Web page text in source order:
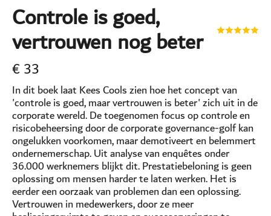
Controle is goed,
vertrouwen nog beter
€33
In dit boek laat Kees Cools zien hoe het concept van
'controle is goed, maar vertrouwen is beter' zich uit in de
corporate wereld. De toegenomen focus op controle en
risicobeheersing door de corporate governance-golf kan
ongelukken voorkomen, maar demotiveert en belemmert
ondernemerschap. Uit analyse van enquêtes onder
36.000 werknemers blijkt dit. Prestatiebeloning is geen
oplossing om mensen harder te laten werken. Het is
eerder een oorzaak van problemen dan een oplossing.
Vertrouwen in medewerkers, door ze meer